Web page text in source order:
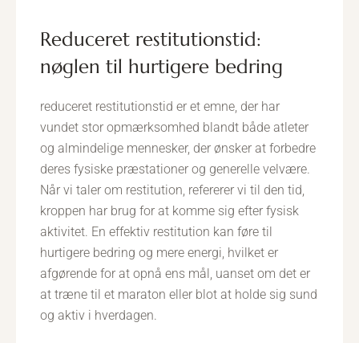
reduceret restitutionstid:
nøglen til hurtigere bedring
reduceret restitutionstid er et emne, der har
vundet stor opmærksomhed blandt både atleter
og almindelige mennesker, der ønsker at forbedre
deres fysiske præstationer og generelle velvære.
Når vi taler om restitution, refererer vi til den tid,
kroppen har brug for at komme sig efter fysisk
aktivitet. En effektiv restitution kan føre til
hurtigere bedring og mere energi, hvilket er
afgørende for at opnå ens mål, uanset om det er
at træne til et maraton eller blot at holde sig sund
og aktiv i hverdagen.